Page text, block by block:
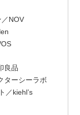
NOV
良品
ターシーラボ
／kiehl’s